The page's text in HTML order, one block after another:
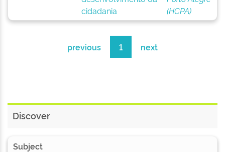
cidadania
(HCPA)
previous 1 next
Discover
Subject